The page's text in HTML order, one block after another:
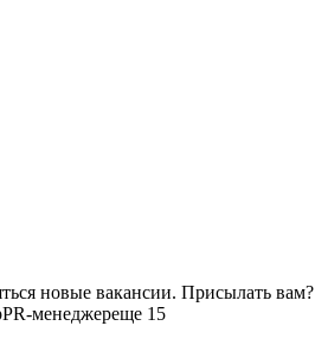
новые вакансии. Присылать вам?
PR-менеджереще 15